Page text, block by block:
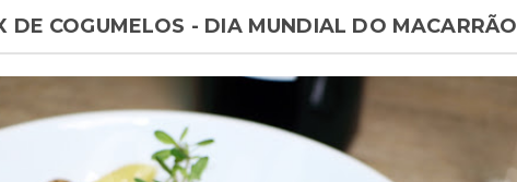
DE COGUMELOS - DIA MUNDIAL DO MACARRÃO